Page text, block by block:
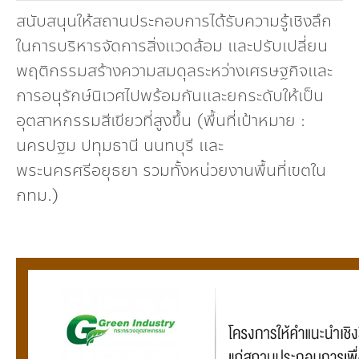
กองทุน
กองทุน ดร.ธีระ พันธุมวนิช
กองทุนสุขภาพกับสภาวะโลกร้อน
สนับสนุนให้สถานประกอบการได้รับความรู้เชิงลึก
ในการบริหารจัดการสิ่งแวดล้อม และปรับเปลี่ยน
พฤติกรรมสร้างความสมดุลระหว่างเศรษฐกิจและ
การอนุรักษ์นิเวศไปพร้อมกันและยกระดับให้เป็น
อุตสาหกรรมสีเขียวที่สูงขึ้น (พื้นที่เป้าหมาย :
นครปฐม ปทุมธานี นนทบุรี และ
พระนครศรีอยุธยา รวมทั้งหน่วยงานพื้นที่เขตใน
กทม.)